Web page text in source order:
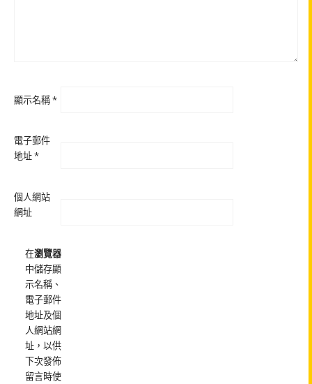
顯示名稱*
電子郵件
地址*
個人網站
網址
在瀏覽器
中儲存顯
示名稱、
電子郵件
地址及個
人網站網
址，以供
下次發佈
留言時使